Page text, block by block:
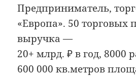
Предприниматель,
«Европа». 50 торговых
выручка —
20+ млрд. ₽ в год, 8000
600 000 кв.метров